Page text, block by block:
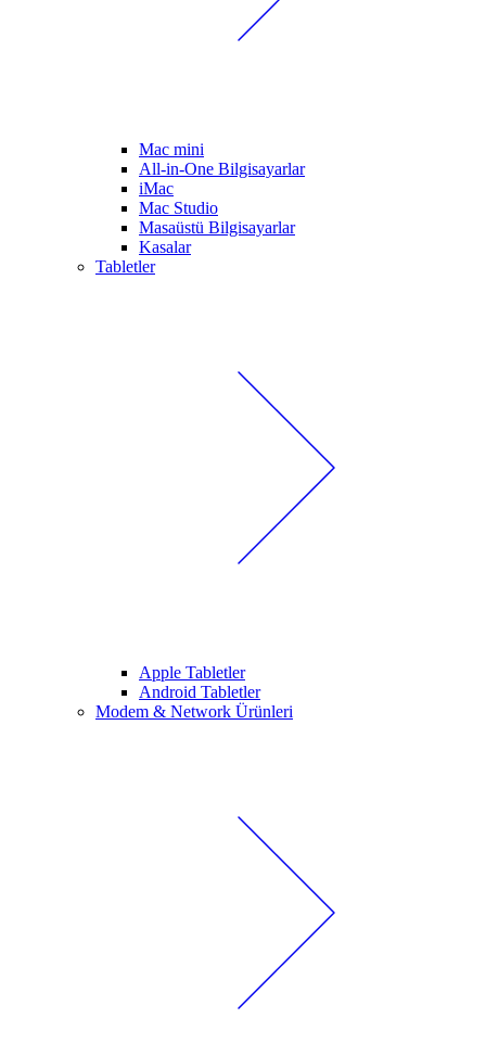
Mac mini
All-in-One Bilgisayarlar
iMac
Mac Studio
Masaüstü Bilgisayarlar
Kasalar
Tabletler
Apple Tabletler
Android Tabletler
Modem & Network Ürünleri